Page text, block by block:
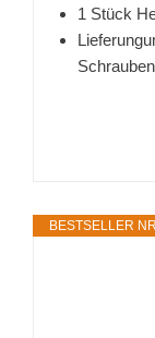
1 Stück
Schrauben
BESTSELLER